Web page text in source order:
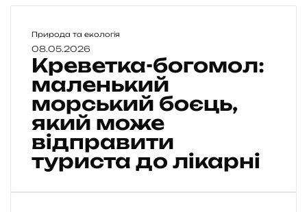
К
р
е
т
к
-
б
г
Природа та екологія
08.05.2026
Креветка-богомол:
маленький
морський боєць,
який може
відправити
туриста до лікарні